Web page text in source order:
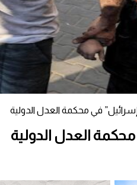
في محكمة العدل الدولية
العدل الدولية